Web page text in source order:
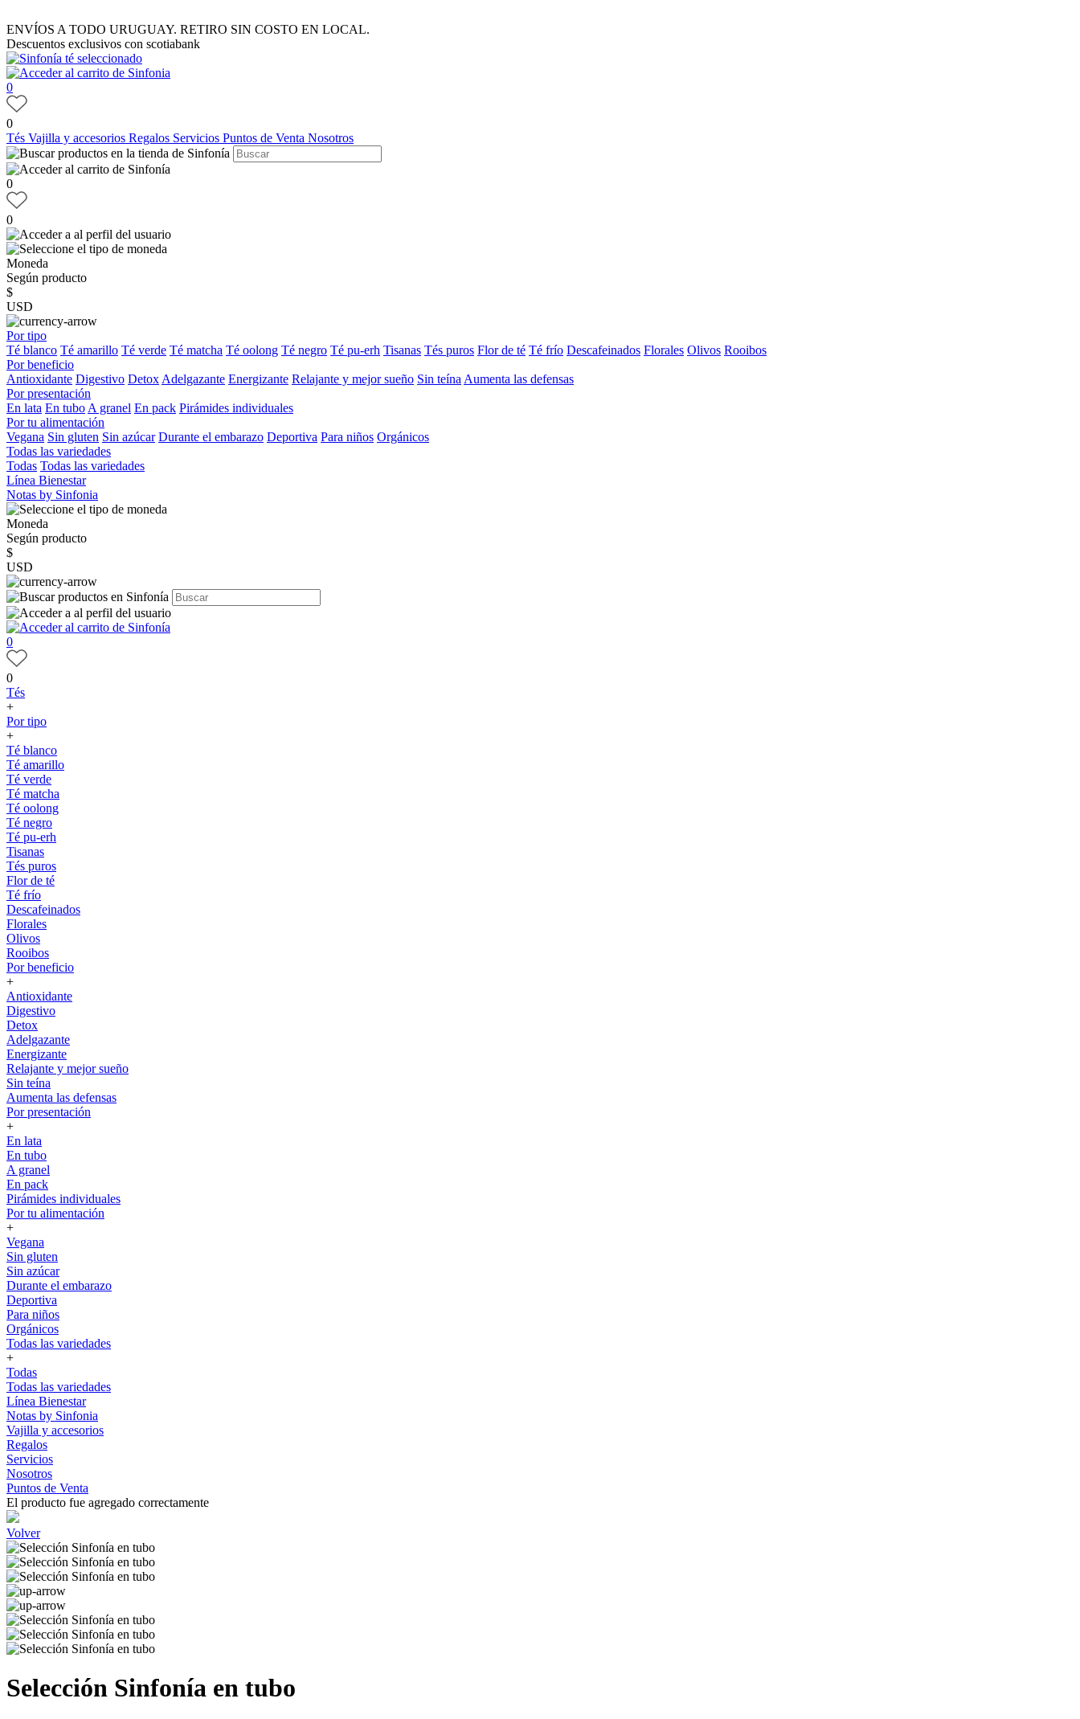
ENVÍOS A TODO URUGUAY. RETIRO SIN COSTO EN LOCAL.
Descuentos exclusivos con scotiabank
0
0
Tés Vajilla y accesorios Regalos Servicios Puntos de Venta Nosotros
0
0
Moneda
Según producto
$
USD
Por tipo
Té blanco Té amarillo Té verde Té matcha Té oolong Té negro Té pu-erh Tisanas Tés puros Flor de té Té frío Descafeinados Florales Olivos Rooibos
Por beneficio
Antioxidante Digestivo Detox Adelgazante Energizante Relajante y mejor sueño Sin teína Aumenta las defensas
Por presentación
En lata En tubo A granel En pack Pirámides individuales
Por tu alimentación
Vegana Sin gluten Sin azúcar Durante el embarazo Deportiva Para niños Orgánicos
Todas las variedades
Todas Todas las variedades
Línea Bienestar
Notas by Sinfonia
Moneda
Según producto
$
USD
0
0
Tés
+
Por tipo
+
Té blanco
Té amarillo
Té verde
Té matcha
Té oolong
Té negro
Té pu-erh
Tisanas
Tés puros
Flor de té
Té frío
Descafeinados
Florales
Olivos
Rooibos
Por beneficio
+
Antioxidante
Digestivo
Detox
Adelgazante
Energizante
Relajante y mejor sueño
Sin teína
Aumenta las defensas
Por presentación
+
En lata
En tubo
A granel
En pack
Pirámides individuales
Por tu alimentación
+
Vegana
Sin gluten
Sin azúcar
Durante el embarazo
Deportiva
Para niños
Orgánicos
Todas las variedades
+
Todas
Todas las variedades
Línea Bienestar
Notas by Sinfonia
Vajilla y accesorios
Regalos
Servicios
Nosotros
Puntos de Venta
El producto fue agregado correctamente
Volver
Selección Sinfonía en tubo